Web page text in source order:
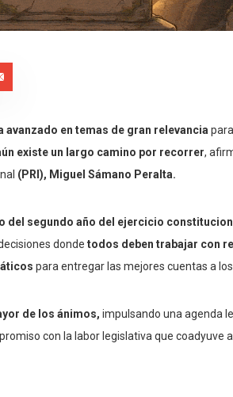
avanzado en temas de gran relevancia
existe un largo camino por recorrer,
(PRI), Miguel Sámano Peralta.
segundo año del ejercicio
donde todos deben trabajar con
para entregar las mejores cuentas a
de los ánimos, impulsando una agenda
con la labor legislativa que coadyuve